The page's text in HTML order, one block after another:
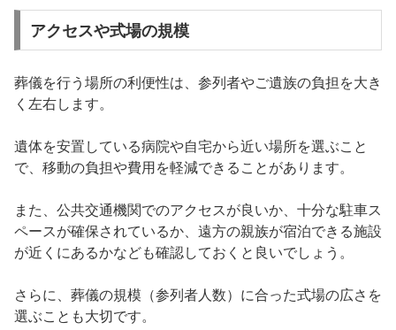
アクセスや式場の規模
葬儀を行う場所の利便性は、参列者やご遺族の負担を大き
く左右します。
遺体を安置している病院や自宅から近い場所を選ぶこと
で、移動の負担や費用を軽減できることがあります。
また、公共交通機関でのアクセスが良いか、十分な駐車ス
ペースが確保されているか、遠方の親族が宿泊できる施設
が近くにあるかなども確認しておくと良いでしょう。
さらに、葬儀の規模（参列者人数）に合った式場の広さを
選ぶことも大切です。